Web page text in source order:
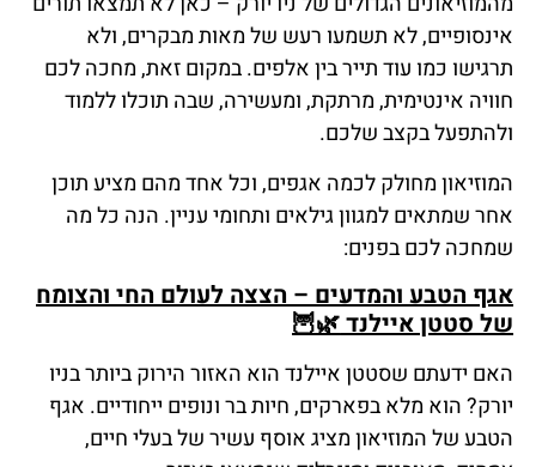
אינסופיים, לא תשמעו רעש של מאות מבקרים, ולא
תרגישו כמו עוד תייר בין אלפים. במקום זאת, מחכה לכם
חוויה אינטימית, מרתקת, ומעשירה, שבה תוכלו ללמוד
ולהתפעל בקצב שלכם.
המוזיאון מחולק לכמה אגפים, וכל אחד מהם מציע תוכן
אחר שמתאים למגוון גילאים ותחומי עניין. הנה כל מה
שמחכה לכם בפנים:
אגף הטבע והמדעים – הצצה לעולם החי והצומח
של סטטן איילנד🌿🦉
האם ידעתם שסטטן איילנד הוא האזור הירוק ביותר בניו
יורק? הוא מלא בפארקים, חיות בר ונופים ייחודיים. אגף
הטבע של המוזיאון מציג אוסף עשיר של בעלי חיים,